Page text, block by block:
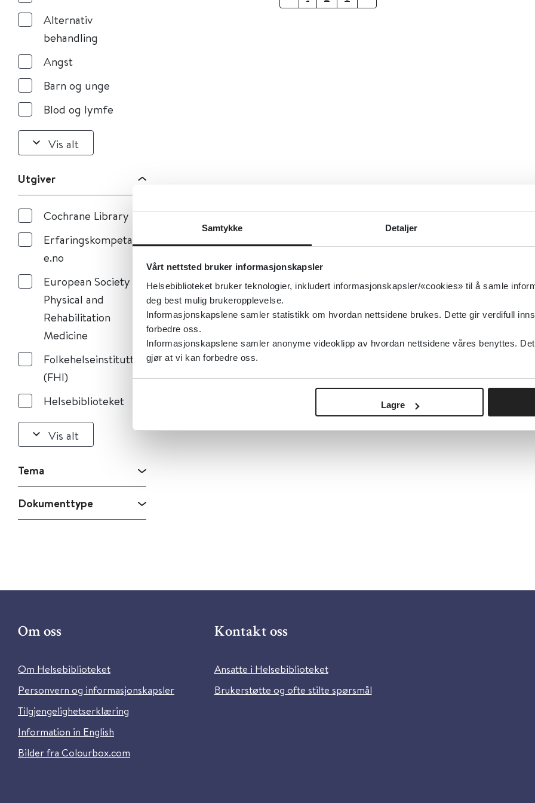
Samtykke Detaljer
Vårt nettsted bruker informasjonskapsler
Helsebiblioteket bruker teknologier, inkludert informasjonskapsler/«cookies» til å samle
deg best mulig brukeropplevelse.
Informasjonskapslene samler statistikk om hvordan nettsidene brukes. Dette gir verdifull
forbedre oss.
Informasjonskapslene samler anonyme videoklipp av hvordan nettsidene våres benyttes.
gjør at vi kan forbedre oss.
Lagre
Alternativ
behandling
Angst
Barn og unge
Blod og lymfe
Vis alt
Utgiver
Cochrane Library
Erfaringskompetans
e.no
European Society of
Physical and
Rehabilitation
Medicine
Folkehelseinstituttet
(FHI)
Helsebiblioteket
Vis alt
Tema
Dokumenttype
Om oss
Om Helsebiblioteket
Personvern og informasjonskapsler
Tilgjengelighetserklæring
Information in English
Bilder fra Colourbox.com
Kontakt oss
Ansatte i Helsebiblioteket
Brukerstøtte og ofte stilte spørsmål